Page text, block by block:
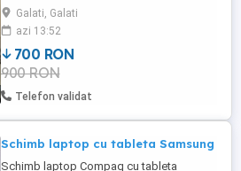
250GB, placă video dedicată AMD
Radeon, full HD, Windows 11 Pro, DVD-
RW ATENȚIE: Trebuie schimbat
acumulatorul!
Galati, Galati
azi 13:52
700 RON
900 RON
Telefon validat
Schimb laptop cu tableta Samsung
Schimb laptop Compaq cu tableta